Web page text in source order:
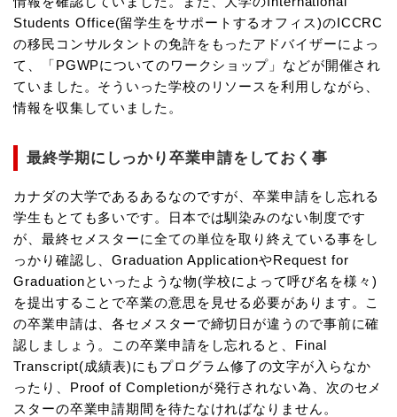
Students Office(留学生をサポートするオフィス)のICCRC
の移民コンサルタントの免許をもったアドバイザーによっ
て、「PGWPについてのワークショップ」などが開催され
ていました。そういった学校のリソースを利用しながら、
情報を収集していました。
最終学期にしっかり卒業申請をしておく事
カナダの大学であるあるなのですが、卒業申請をし忘れる
学生もとても多いです。日本では馴染みのない制度です
が、最終セメスターに全ての単位を取り終えている事をし
っかり確認し、Graduation ApplicationやRequest for
Graduationといったような物(学校によって呼び名を様々)
を提出することで卒業の意思を見せる必要があります。こ
の卒業申請は、各セメスターで締切日が違うので事前に確
認しましょう。この卒業申請をし忘れると、Final
Transcript(成績表)にもプログラム修了の文字が入らなか
ったり、Proof of Completionが発行されない為、次のセメ
スターの卒業申請期間を待たなければなりません。